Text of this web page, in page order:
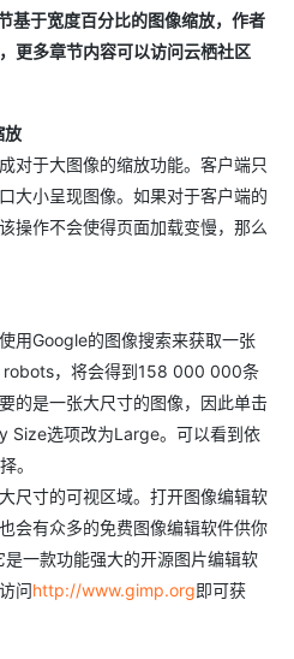
基于宽度百分比的图像缩放，作者
更多章节内容可以访问云栖社区
放
对于大图像的缩放功能。客户端只
大小呈现图像。如果对于客户端的
操作不会使得页面加载变慢，那么
用Google的图像搜索来获取一张
robots，将会得到158 000 000条
的是一张大尺寸的图像，因此单击
Size选项改为Large。可以看到依
。
尺寸的可视区域。打开图像编辑软
会有众多的免费图像编辑软件供你
一款功能强大的开源图片编辑软
问http://www.gimp.org即可获